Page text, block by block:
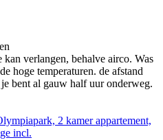
verlangen, behalve airco. Was
hoge temperaturen. de afstand
bent al gauw half uur onderweg.
2 kamer appartement,
incl.